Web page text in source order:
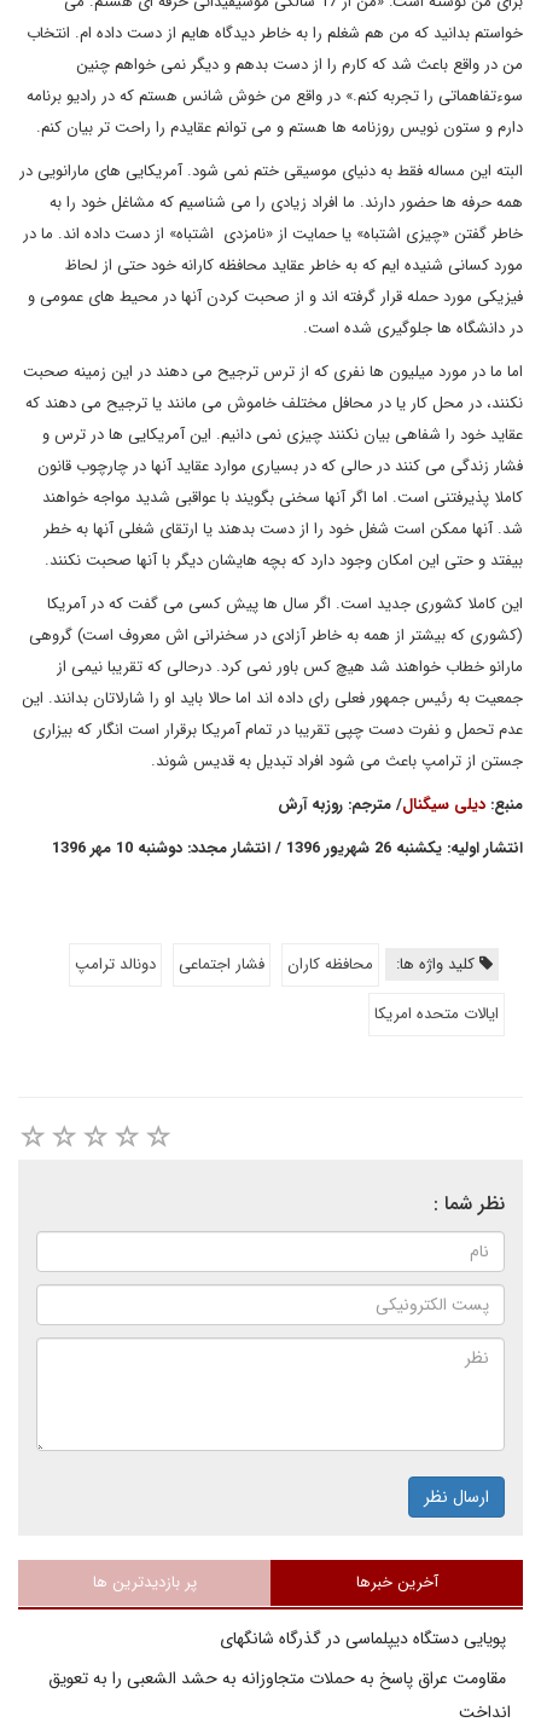
خواستم بدانید که من هم شغلم را به خاطر دیدگاه هایم از دست داده ام. انتخاب
من در واقع باعث شد که کارم را از دست بدهم و دیگر نمی خواهم چنین
سوءتفاهماتی را تجربه کنم.» در واقع من خوش شانس هستم که در رادیو برنامه
دارم و ستون نویس روزنامه ها هستم و می توانم عقایدم را راحت تر بیان کنم.
البته این مساله فقط به دنیای موسیقی ختم نمی شود. آمریکایی های مارانویی در
همه حرفه ها حضور دارند. ما افراد زیادی را می شناسیم که مشاغل خود را به
خاطر گفتن «چیزی اشتباه» یا حمایت از «نامزدی اشتباه» از دست داده اند. ما در
مورد کسانی شنیده ایم که به خاطر عقاید محافظه کارانه خود حتی از لحاظ
فیزیکی مورد حمله قرار گرفته اند و از صحبت کردن آنها در محیط های عمومی و
در دانشگاه ها جلوگیری شده است.
اما ما در مورد میلیون ها نفری که از ترس ترجیح می دهند در این زمینه صحبت
نکنند، در محل کار یا در محافل مختلف خاموش می مانند یا ترجیح می دهند که
عقاید خود را شفاهی بیان نکنند چیزی نمی دانیم. این آمریکایی ها در ترس و
فشار زندگی می کنند در حالی که در بسیاری موارد عقاید آنها در چارچوب قانون
کاملا پذیرفتنی است. اما اگر آنها سخنی بگویند با عواقبی شدید مواجه خواهند
شد. آنها ممکن است شغل خود را از دست بدهند یا ارتقای شغلی آنها به خطر
بیفتد و حتی این امکان وجود دارد که بچه هایشان دیگر با آنها صحبت نکنند.
این کاملا کشوری جدید است. اگر سال ها پیش کسی می گفت که در آمریکا
(کشوری که بیشتر از همه به خاطر آزادی در سخنرانی اش معروف است) گروهی
مارانو خطاب خواهند شد هیچ کس باور نمی کرد. درحالی که تقریبا نیمی از
جمعیت به رئیس جمهور فعلی رای داده اند اما حالا باید او را شارلاتان بدانند. این
عدم تحمل و نفرت دست چپی تقریبا در تمام آمریکا برقرار است انگار که بیزاری
جستن از ترامپ باعث می شود افراد تبدیل به قدیس شوند.
منبع: دیلی سیگنال/ مترجم: روزبه آرش
انتشار اولیه: یکشنبه 26 شهریور 1396 / انتشار مجدد: دوشنبه 10 مهر 1396
کلید واژه ها: محافظه کاران فشار اجتماعی
دونالد ترامپ
ایالات متحده امریکا
نظر شما :
ارسال نظر
آخرین خبرها پر بازدیدترین ها
پویایی دستگاه دیپلماسی در گذرگاه شانگهای
مقاومت عراق پاسخ به حملات متجاوزانه به حشد الشعبی را به تعویق
انداخت